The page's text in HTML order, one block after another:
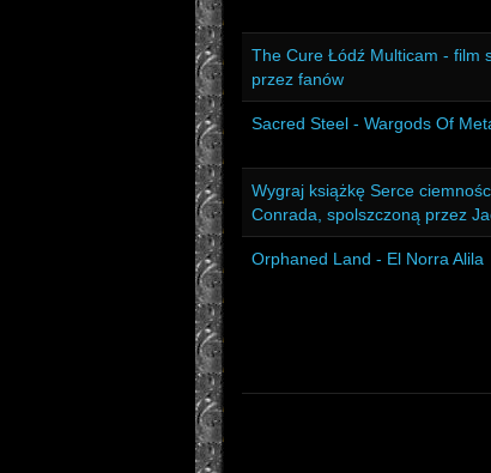
The Cure Łódź Multicam - film
przez fanów
Sacred Steel - Wargods Of
Wygraj książkę Serce
Conrada, spolszczoną przez
Orphaned Land - El Norra Alila